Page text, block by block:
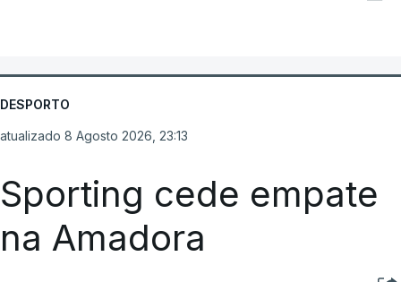
DESPORTO
atualizado 8 Agosto 2026, 23:13
Sporting cede empate
na Amadora